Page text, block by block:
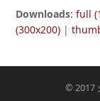
Downloads:full
(300x200) |
© 2017